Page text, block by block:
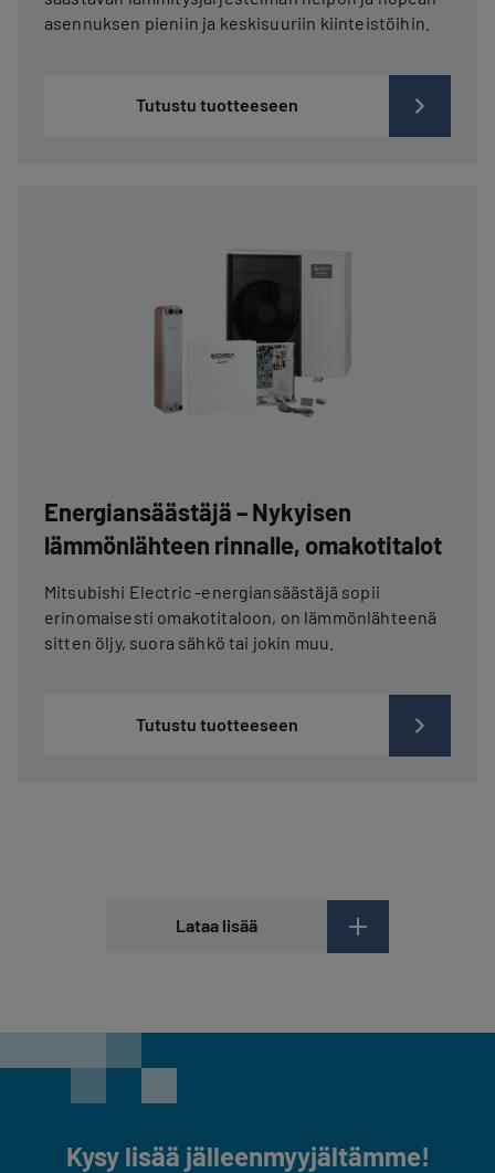
asennuksen pieniin ja keskisuuriin kiinteistöihin.
Tutustu tuotteeseen
Energiansäästäjä – Nykyisen
lämmönlähteen rinnalle, omakotitalot
Mitsubishi Electric -energiansäästäjä sopii
erinomaisesti omakotitaloon, on lämmönlähteenä
sitten öljy, suora sähkö tai jokin muu.
Tutustu tuotteeseen
Lataa lisää
Kysy lisää jälleenmyyjältämme!